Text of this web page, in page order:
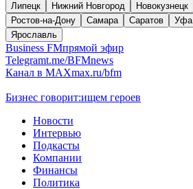
Липецк
Нижний Новгород Новокузнецк
Ростов-на-Дону
Самара Саратов Уфа
Ярославль
Business FMпрямой эфир
Telegramt.me/BFMnews
Канал в MAXmax.ru/bfm
Бизнес говорит:ищем героев
Новости
Интервью
Подкасты
Компании
Финансы
Политика